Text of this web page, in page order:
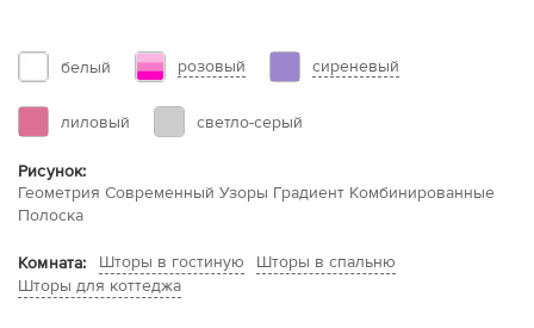
белый розовый сиреневый
лиловый светло-серый
Рисунок:
Геометрия Современный Узоры Градиент Комбинированные
Полоска
Комната: Шторы в гостиную
Шторы в спальню
Шторы для коттеджа